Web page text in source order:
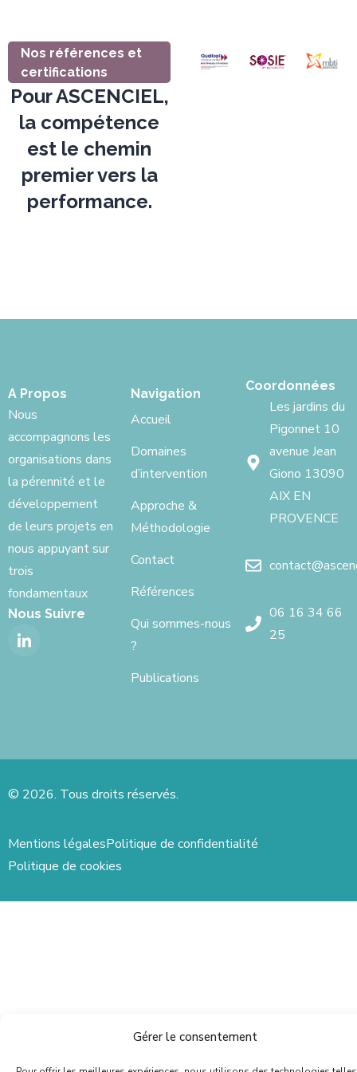
Gérer le consentement
Nos références et
certifications
Pour ASCENCIEL,
la compétence
est le chemin
premier vers la
performance.
A Propos
Nous
accompagnons les
organisations dans
la pérennité et le
développement
de leurs projets en
nous appuyant sur
trois
fondamentaux
Nous Suivre
Navigation
Accueil
Domaines
d’intervention
Approche &
Méthodologie
Contact
Références
Qui sommes-nous
?
Publications
Coordonnées
Les jardins du
Pigonnet 10
avenue Jean
Giono 13090
AIX EN
PROVENCE
06 16 34 66
25
© 2026. Tous droits réservés.
Mentions légalesPolitique de confidentialité
Politique de cookies